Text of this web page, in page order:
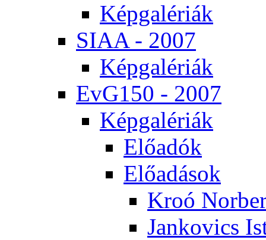
Kép­ga­lé­ri­ák
SI­AA - 2007
Kép­ga­lé­ri­ák
EvG150 - 2007
Kép­ga­lé­ri­ák
Elő­adók
Elő­adá­sok
Kroó
Jan­ko­vics